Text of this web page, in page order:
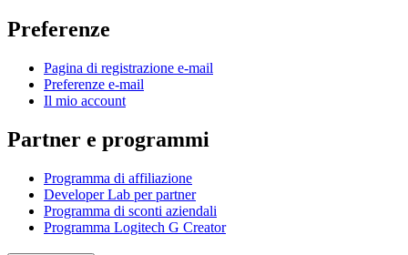
Preferenze
Pagina di registrazione e-mail
Preferenze e-mail
Il mio account
Partner e programmi
Programma di affiliazione
Developer Lab per partner
Programma di sconti aziendali
Programma Logitech G Creator